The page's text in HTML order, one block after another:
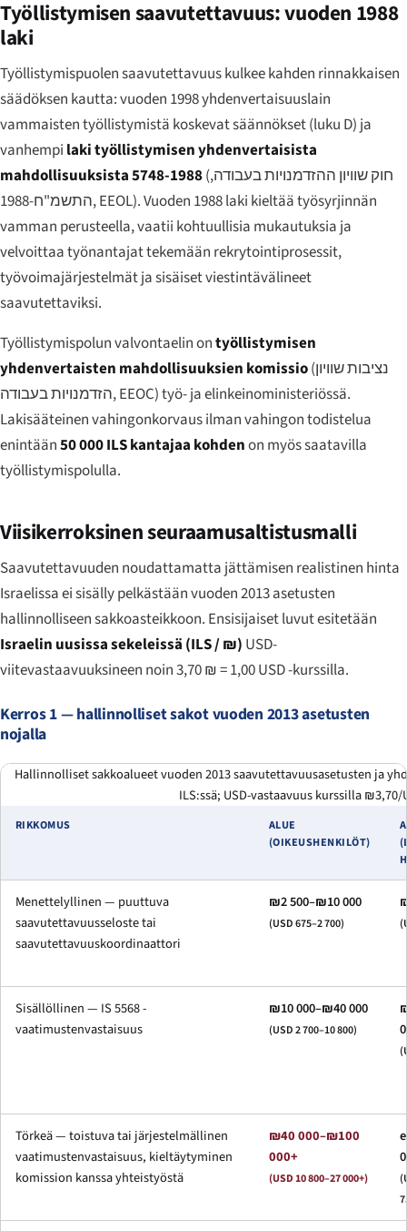
Työllistymisen saavutettavuus: vuoden 1988
laki
Työllistymispuolen saavutettavuus kulkee kahden rinnakkaisen
säädöksen kautta: vuoden 1998 yhdenvertaisuuslain
vammaisten työllistymistä koskevat säännökset (luku D) ja
vanhempi laki työllistymisen yhdenvertaisista
mahdollisuuksista 5748-1988(חוק שוויון ההזדמנויות בעבודה,
התשמ"ח-1988, EEOL). Vuoden 1988 laki kieltää työsyrjinnän
vamman perusteella, vaatii kohtuullisia mukautuksia ja
velvoittaa työnantajat tekemään rekrytointiprosessit,
työvoimajärjestelmät ja sisäiset viestintävälineet
saavutettaviksi.
Työllistymispolun valvontaelin ontyöllistymisen
yhdenvertaisten mahdollisuuksien komissio(נציבות שוויון
הזדמנויות בעבודה, EEOC) työ- ja elinkeinoministeriössä.
Lakisääteinen vahingonkorvaus ilman vahingon todistelua
enintään50 000 ILS kantajaa kohdenon myös saatavilla
työllistymispolulla.
Viisikerroksinen seuraamusaltistusmalli
Saavutettavuuden noudattamatta jättämisen realistinen hinta
Israelissa ei sisälly pelkästään vuoden 2013 asetusten
hallinnolliseen sakkoasteikkoon. Ensisijaiset luvut esitetään
Israelin uusissa sekeleissä (ILS / ₪) USD-
viitevastaavuuksineen noin 3,70 ₪ = 1,00 USD -kurssilla.
Kerros 1 — hallinnolliset sakot vuoden 2013 asetusten
nojalla
Hallinnolliset sakkoalueet vuoden 2013 saavutettavuusasetusten ja
ILS:ssä; USD-vastaavuus kurssilla ₪3,70/
RIKKOMUS
ALUE
(OIKEUSHENKILÖT)
Menettelyllinen — puuttuva
saavutettavuusseloste tai
saavutettavuuskoordinaattori
₪2 500–₪10 000
(USD 675–2 700)
Sisällöllinen — IS 5568 -
vaatimustenvastaisuus
₪10 000–₪40 000
(USD 2 700–10 800)
Törkeä — toistuva tai järjestelmällinen
vaatimustenvastaisuus, kieltäytyminen
komission kanssa yhteistyöstä
₪40 000–₪100
000+
(USD 10 800–27 000+)